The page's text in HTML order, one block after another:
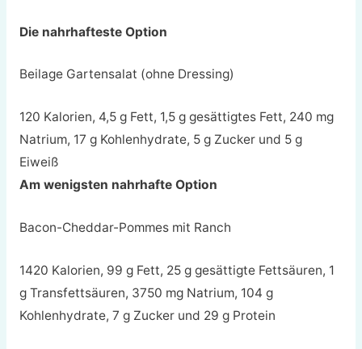
Die nahrhafteste Option
Beilage Gartensalat (ohne Dressing)
120 Kalorien, 4,5 g Fett, 1,5 g gesättigtes Fett, 240 mg
Natrium, 17 g Kohlenhydrate, 5 g Zucker und 5 g
Eiweiß
Am wenigsten nahrhafte Option
Bacon-Cheddar-Pommes mit Ranch
1420 Kalorien, 99 g Fett, 25 g gesättigte Fettsäuren, 1
g Transfettsäuren, 3750 mg Natrium, 104 g
Kohlenhydrate, 7 g Zucker und 29 g Protein